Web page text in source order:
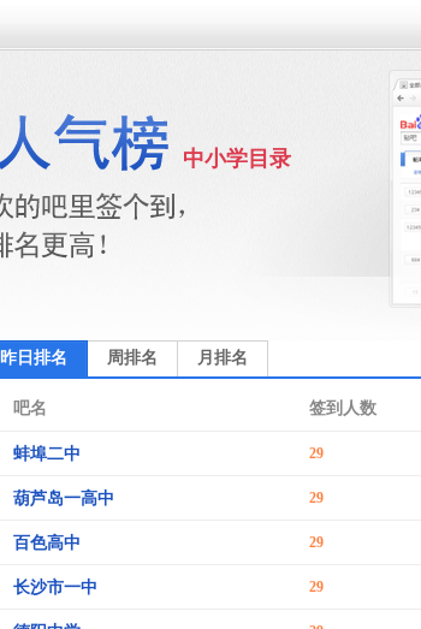
中小学目录
昨日排名 周排名 月排名
吧名 签到人数
蚌埠二中 29
葫芦岛一高中 29
百色高中 29
长沙市一中 29